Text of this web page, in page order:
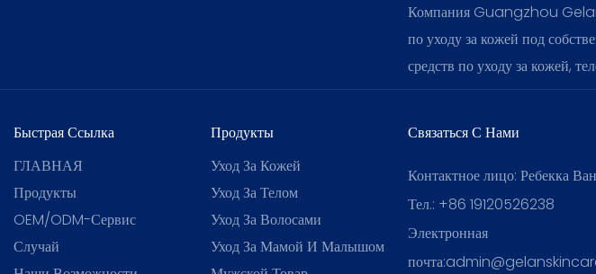
Компания Guangzhou Gelan
по уходу за кожей под
средств по уходу за кожей,
Быстрая Ссылка
ГЛАВНАЯ
Продукты
OEM/ODM-Сервис
Случай
Продукты
Уход За Кожей
Уход За Телом
Уход За Волосами
Уход За Мамой И Малышом
Связаться С Нами
Контактное лицо: Ребекка
Тел.: +86 19120526238
Электронная